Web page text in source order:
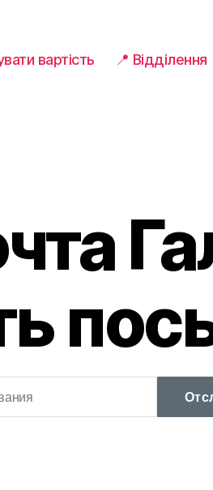
вартість 📍 Відділення